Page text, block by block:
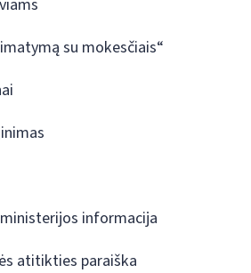
su mokesčiais“
informacija
atitikties paraiška